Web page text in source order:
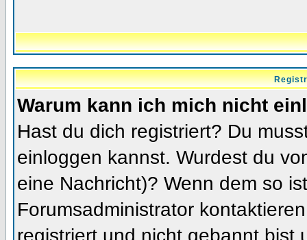
Warum kann ich mich nicht
Hast du dich registriert? Du
einloggen kannst. Wurdest du
eine Nachricht)? Wenn dem so
Forumsadministrator
registriert und nicht gebannt bist